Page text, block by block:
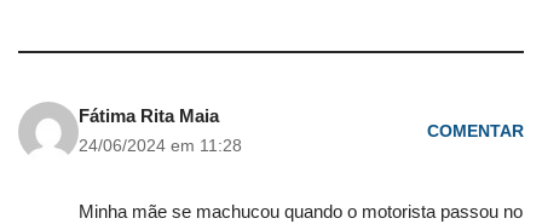
Fátima Rita Maia
24/06/2024 em 11:28
COMENTAR
Minha mãe se machucou quando o motorista passou no